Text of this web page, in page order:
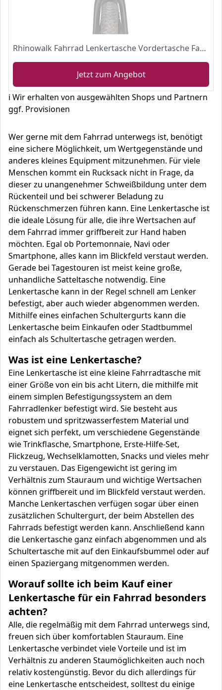
Rhinowalk Fahrrad Lenkertasche Vordertasche Fahrradtasche Aufbewahrungstasche mit Schultergurt für Rennrad Mountainbike Radfahren Reisen
Jetzt zum Angebot
ℹ️ Wir erhalten von ausgewählten Shops und Partnern
ggf. Provisionen
Wer gerne mit dem Fahrrad unterwegs ist, benötigt
eine sichere Möglichkeit, um Wertgegenstände und
anderes kleines Equipment mitzunehmen. Für viele
Menschen kommt ein Rucksack nicht in Frage, da
dieser zu unangenehmer Schweißbildung unter dem
Rückenteil und bei schwerer Beladung zu
Rückenschmerzen führen kann. Eine Lenkertasche ist
die ideale Lösung für alle, die ihre Wertsachen auf
dem Fahrrad immer griffbereit zur Hand haben
möchten. Egal ob Portemonnaie, Navi oder
Smartphone, alles kann im Blickfeld verstaut werden.
Gerade bei Tagestouren ist meist keine große,
unhandliche Satteltasche notwendig. Eine
Lenkertasche kann in der Regel schnell am Lenker
befestigt, aber auch wieder abgenommen werden.
Mithilfe eines einfachen Schultergurts kann die
Lenkertasche beim Einkaufen oder Stadtbummel
einfach als Schultertasche getragen werden.
Was ist eine Lenkertasche?
Eine Lenkertasche ist eine kleine Fahrradtasche mit
einer Größe von ein bis acht Litern, die mithilfe mit
einem simplen Befestigungssystem an dem
Fahrradlenker befestigt wird. Sie besteht aus
robustem und spritzwasserfestem Material und
eignet sich perfekt, um verschiedene Gegenstände
wie Trinkflasche, Smartphone, Erste-Hilfe-Set,
Flickzeug, Wechselklamotten, Snacks und vieles mehr
zu verstauen. Das Eigengewicht ist gering im
Verhältnis zum Stauraum und wichtige Wertsachen
können griffbereit und im Blickfeld verstaut werden.
Manche Lenkertaschen verfügen sogar über einen
zusätzlichen Schultergurt, der beim Abstellen des
Fahrrads befestigt werden kann. Anschließend kann
die Lenkertasche ganz einfach abgenommen und als
Schultertasche mit auf den Einkaufsbummel oder auf
einen Spaziergang mitgenommen werden.
Worauf sollte ich beim Kauf einer
Lenkertasche für ein Fahrrad besonders
achten?
Alle, die regelmäßig mit dem Fahrrad unterwegs sind,
freuen sich über komfortablen Stauraum. Eine
Lenkertasche verbindet viele Vorteile und ist im
Verhältnis zu anderen Staumöglichkeiten auch noch
relativ kostengünstig. Bevor du dich allerdings für
eine Lenkertasche entscheidest, solltest du einige